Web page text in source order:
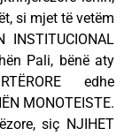
si mjet të vetëm
INSTITUCIONAL
Pali, bënë aty
edhe
MONOTEISTE.
siç NJIHET